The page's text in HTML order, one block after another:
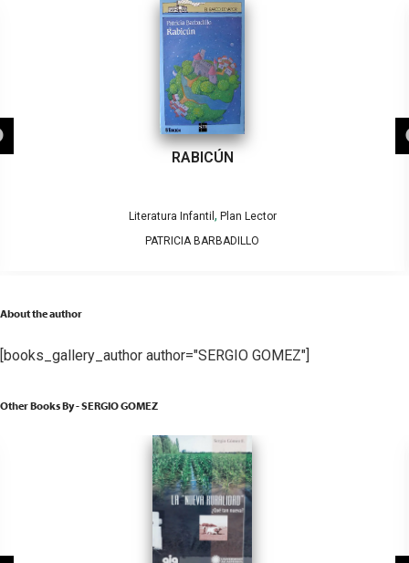
RABICÚN
Literatura Infantil , Plan Lector
PATRICIA BARBADILLO
About the author
[books_gallery_author author="SERGIO GOMEZ"]
Other Books By - SERGIO GOMEZ